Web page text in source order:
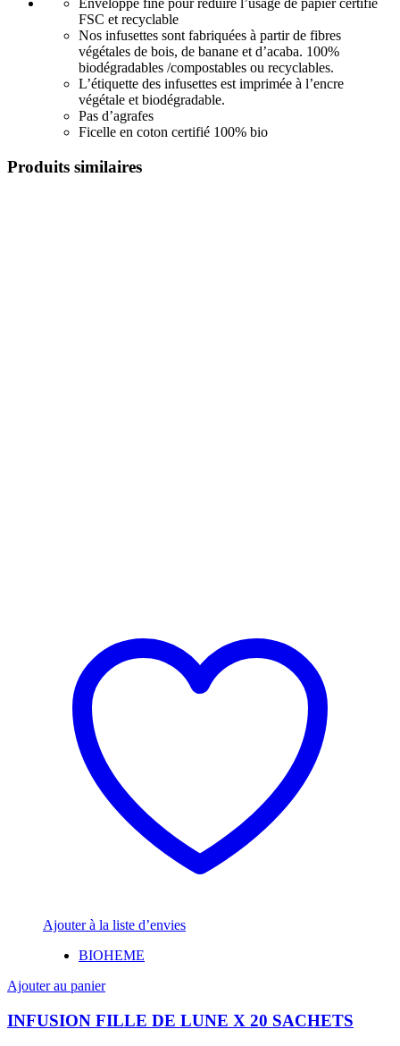
Enveloppe fine pour réduire l’usage de papier certifié
FSC et recyclable
Nos infusettes sont fabriquées à partir de fibres
végétales de bois, de banane et d’acaba. 100%
biodégradables /compostables ou recyclables.
L’étiquette des infusettes est imprimée à l’encre
végétale et biodégradable.
Pas d’agrafes
Ficelle en coton certifié 100% bio
Produits similaires
Ajouter à la liste d’envies
BIOHEME
Ajouter au panier
INFUSION FILLE DE LUNE X 20 SACHETS